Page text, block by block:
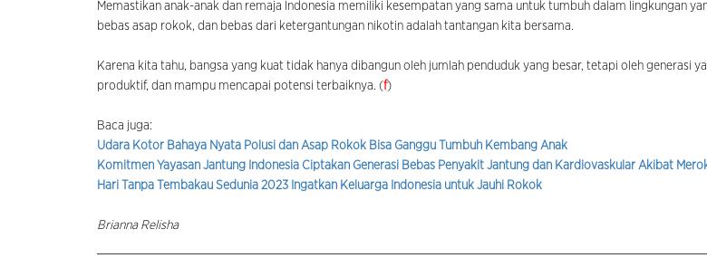
Memastikan anak-anak dan remaja Indonesia memiliki kesempatan yang sama untuk tumbuh dalam lingkungan
bebas asap rokok, dan bebas dari ketergantungan nikotin adalah tantangan kita bersama.
Karena kita tahu, bangsa yang kuat tidak hanya dibangun oleh jumlah penduduk yang besar, tetapi oleh generasi
produktif, dan mampu mencapai potensi terbaiknya. (f)
Baca juga:
Udara Kotor Bahaya Nyata Polusi dan Asap Rokok Bisa Ganggu Tumbuh Kembang Anak
Komitmen Yayasan Jantung Indonesia Ciptakan Generasi Bebas Penyakit Jantung dan Kardiovaskular Akibat
Hari Tanpa Tembakau Sedunia 2023 Ingatkan Keluarga Indonesia untuk Jauhi Rokok
Brianna Relisha